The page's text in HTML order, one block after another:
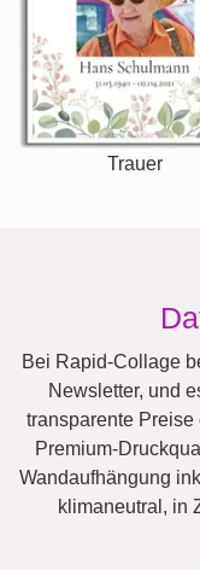
Trauer
Bei Rapid-Collage
Newsletter, und
transparente
Premium-
Wandaufhängung
klimaneutral, in